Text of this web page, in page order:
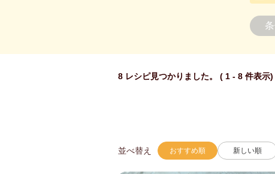
8 レシピ見つかりました。 ( 1 - 8 件表示)
並べ替え おすすめ順 新しい順